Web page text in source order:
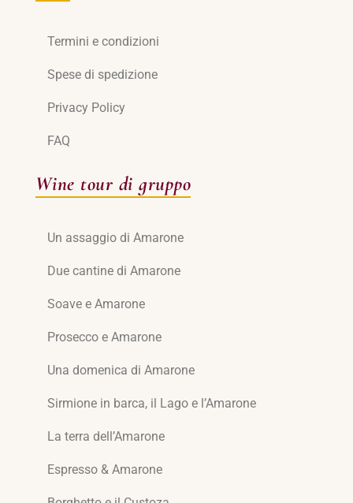
Termini e condizioni
Spese di spedizione
Privacy Policy
FAQ
Wine tour di gruppo
Un assaggio di Amarone
Due cantine di Amarone
Soave e Amarone
Prosecco e Amarone
Una domenica di Amarone
Sirmione in barca, il Lago e l’Amarone
La terra dell’Amarone
Espresso & Amarone